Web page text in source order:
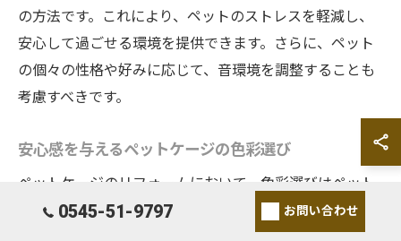
の方法です。これにより、ペットのストレスを軽減し、
安心して過ごせる環境を提供できます。さらに、ペット
の個々の性格や好みに応じて、音環境を調整することも
考慮すべきです。
安心感を与えるペットケージの色彩選び
ペットケージのリフォームにおいて、色彩選びはペット
に安心感を与えるための重要な要素です。一般的に、落
ち着いた色合いはペットをリラックスさせる効果があり
0545-51-9797 お問い合わせ